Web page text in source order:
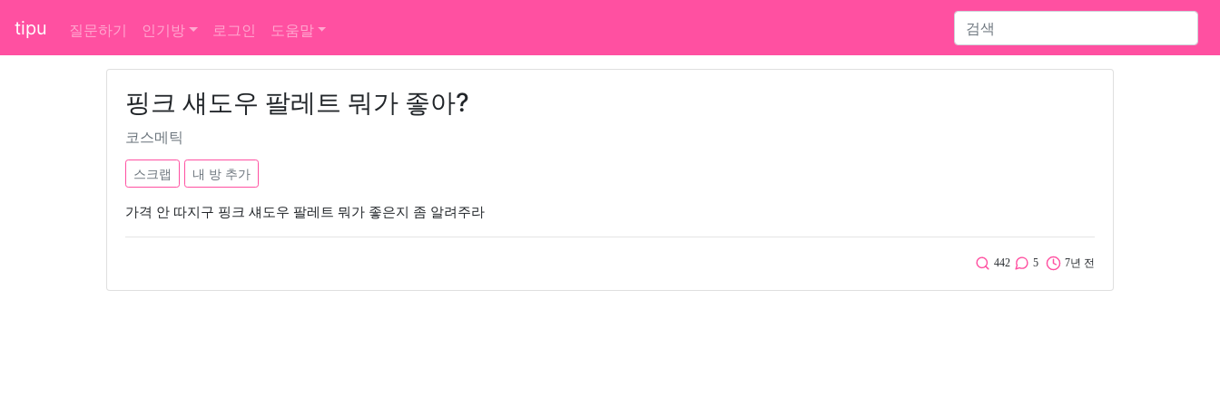
tipu 질문하기 인기방 로그인 도움말
핑크 섀도우 팔레트 뭐가 좋아?
코스메틱
스크랩 내 방 추가
가격 안 따지구 핑크 섀도우 팔레트 뭐가 좋은지 좀 알려주라
442 5 7년 전